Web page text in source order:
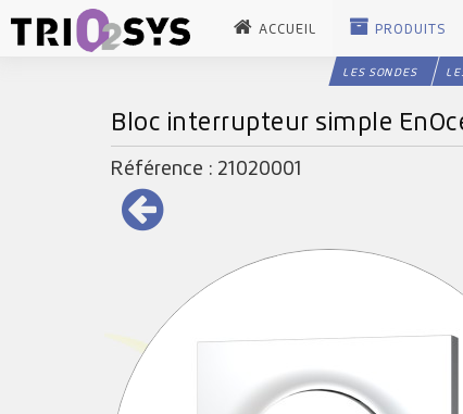
ACCUEIL PRODUITS
LES SONDES
Bloc interrupteur simple
Référence : 21020001